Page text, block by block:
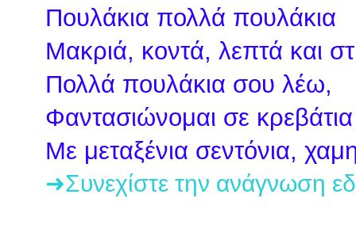
Πουλάκια πολλά πουλάκια
Μακριά, κοντά, λεπτά και
Πολλά πουλάκια σου λέω,
Φαντασιώνομαι σε κρεβάτια
Με μεταξένια σεντόνια,
➜Συνεχίστε την ανάγνωση